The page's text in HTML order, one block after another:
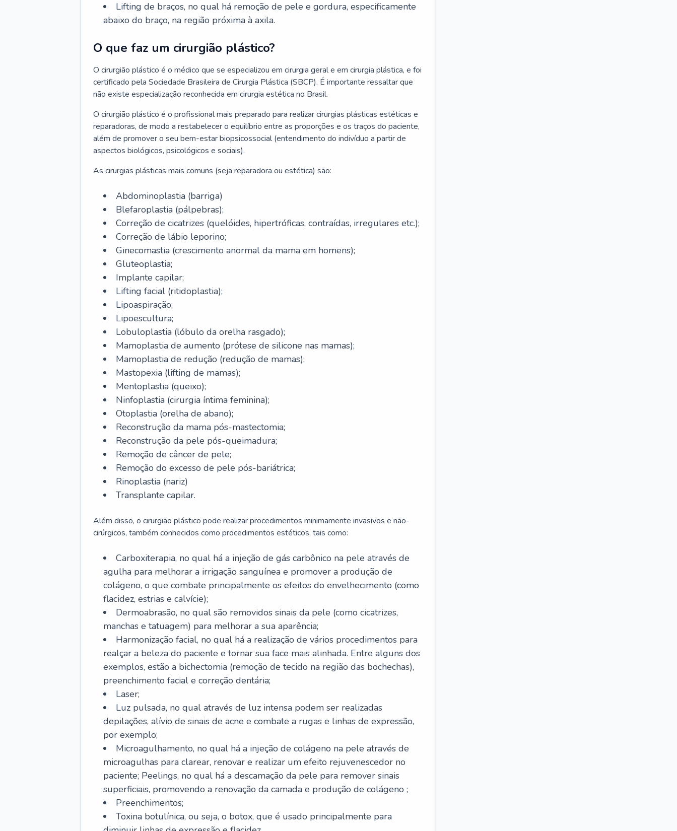
Lifting de braços, no qual há remoção de pele e gordura, especificamente
abaixo do braço, na região próxima à axila.
O que faz um cirurgião plástico?
O cirurgião plástico é o médico que se especializou em cirurgia geral e em cirurgia plástica, e foi
certificado pela Sociedade Brasileira de Cirurgia Plástica (SBCP). É importante ressaltar que
não existe especialização reconhecida em cirurgia estética no Brasil.
O cirurgião plástico é o profissional mais preparado para realizar cirurgias plásticas estéticas e
reparadoras, de modo a restabelecer o equilíbrio entre as proporções e os traços do paciente,
além de promover o seu bem-estar biopsicossocial (entendimento do indivíduo a partir de
aspectos biológicos, psicológicos e sociais).
As cirurgias plásticas mais comuns (seja reparadora ou estética) são:
Abdominoplastia (barriga)
Blefaroplastia (pálpebras);
Correção de cicatrizes (quelóides, hipertróficas, contraídas, irregulares etc.);
Correção de lábio leporino;
Ginecomastia (crescimento anormal da mama em homens);
Gluteoplastia;
Implante capilar;
Lifting facial (ritidoplastia);
Lipoaspiração;
Lipoescultura;
Lobuloplastia (lóbulo da orelha rasgado);
Mamoplastia de aumento (prótese de silicone nas mamas);
Mamoplastia de redução (redução de mamas);
Mastopexia (lifting de mamas);
Mentoplastia (queixo);
Ninfoplastia (cirurgia íntima feminina);
Otoplastia (orelha de abano);
Reconstrução da mama pós-mastectomia;
Reconstrução da pele pós-queimadura;
Remoção de câncer de pele;
Remoção do excesso de pele pós-bariátrica;
Rinoplastia (nariz)
Transplante capilar.
Além disso, o cirurgião plástico pode realizar procedimentos minimamente invasivos e não-
cirúrgicos, também conhecidos como procedimentos estéticos, tais como:
Carboxiterapia, no qual há a injeção de gás carbônico na pele através de
agulha para melhorar a irrigação sanguínea e promover a produção de
colágeno, o que combate principalmente os efeitos do envelhecimento (como
flacidez, estrias e calvície);
Dermoabrasão, no qual são removidos sinais da pele (como cicatrizes,
manchas e tatuagem) para melhorar a sua aparência;
Harmonização facial, no qual há a realização de vários procedimentos para
realçar a beleza do paciente e tornar sua face mais alinhada. Entre alguns dos
exemplos, estão a bichectomia (remoção de tecido na região das bochechas),
preenchimento facial e correção dentária;
Laser;
Luz pulsada, no qual através de luz intensa podem ser realizadas
depilações, alívio de sinais de acne e combate a rugas e linhas de expressão,
por exemplo;
Microagulhamento, no qual há a injeção de colágeno na pele através de
microagulhas para clarear, renovar e realizar um efeito rejuvenescedor no
paciente; Peelings, no qual há a descamação da pele para remover sinais
superficiais, promovendo a renovação da camada e produção de colágeno ;
Preenchimentos;
Toxina botulínica, ou seja, o botox, que é usado principalmente para